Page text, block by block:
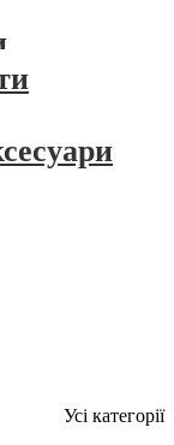
Усі категорії